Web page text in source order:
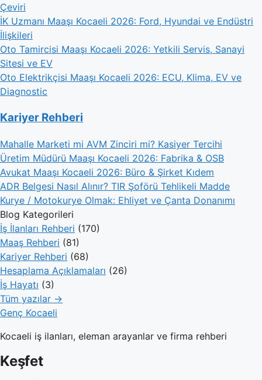
Çeviri
İK Uzmanı Maaşı Kocaeli 2026: Ford, Hyundai ve Endüstri
İlişkileri
Oto Tamircisi Maaşı Kocaeli 2026: Yetkili Servis, Sanayi
Sitesi ve EV
Oto Elektrikçisi Maaşı Kocaeli 2026: ECU, Klima, EV ve
Diagnostic
Kariyer Rehberi
Mahalle Marketi mi AVM Zinciri mi? Kasiyer Tercihi
Üretim Müdürü Maaşı Kocaeli 2026: Fabrika & OSB
Avukat Maaşı Kocaeli 2026: Büro & Şirket Kıdem
ADR Belgesi Nasıl Alınır? TIR Şoförü Tehlikeli Madde
Kurye / Motokurye Olmak: Ehliyet ve Çanta Donanımı
Blog Kategorileri
İş İlanları Rehberi (170)
Maaş Rehberi (81)
Kariyer Rehberi (68)
Hesaplama Açıklamaları (26)
İş Hayatı (3)
Tüm yazılar →
Genç Kocaeli
Kocaeli iş ilanları, eleman arayanlar ve firma rehberi
Keşfet